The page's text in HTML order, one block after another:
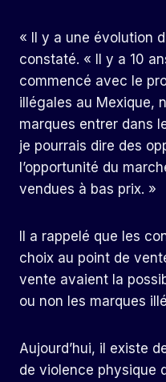
« Il y a une évolution
constaté. « Il y a 10
commencé avec le
illégales au Mexique,
marques entrer dans
je pourrais dire des
l’opportunité du
vendues à bas prix. »
Il a rappelé que les
choix au point de
vente avaient la
ou non les marques
Aujourd’hui, il existe
de violence physique